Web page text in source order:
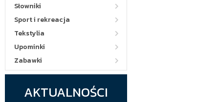
Słowniki
Sport i rekreacja
Tekstylia
Upominki
Zabawki
AKTUALNOŚCI